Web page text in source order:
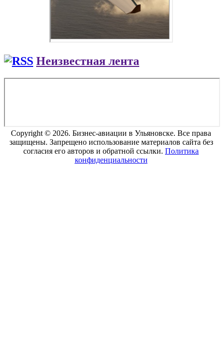
Неизвестная лента
Copyright © 2026. Бизнес-авиации в Ульяновске. Все права
защищены. Запрещено использование материалов сайта без
согласия его авторов и обратной ссылки. Политика
конфиденциальности